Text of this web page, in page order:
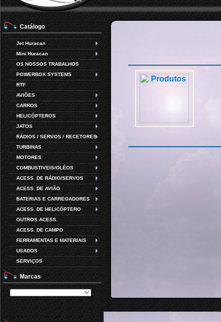
Jet Huracan
Mini Huracan
OS NOSSOS TRABALHOS
POWERBOX SYSTEMS
RTF
AVIÕES
CARROS
HELICÓPTEROS
JATOS
RÁDIOS / SERVOS / RECETORES
TURBINAS
MOTORES
COMBUSTIVEIS/OLÉOS
ACESS. DE RÁDIO/SERVOS
ACESS. DE AVIÃO
BATERIAS E CARREGADORES
ACESS. DE HELICÓPTERO
OUTROS ACESS.
ACESS. DE CAMPO
FERRAMENTAS E MATERIAIS
USADOS
SERVIÇOS
Catálogo
Marcas